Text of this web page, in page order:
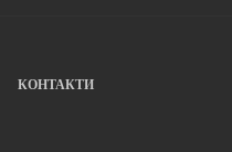
КОНТАКТИ